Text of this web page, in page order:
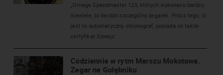
„Omega Speedmaster 125, których wykonano bardzo
niewiele, to bardzo szczególny zegarek. Prócz tego, iż
jest to automatyczny chronograf, posiada on także
certyfikat Szwajc ...
Codziennie w rytm Marszu Mokotowa.
Zegar na Gołębniku